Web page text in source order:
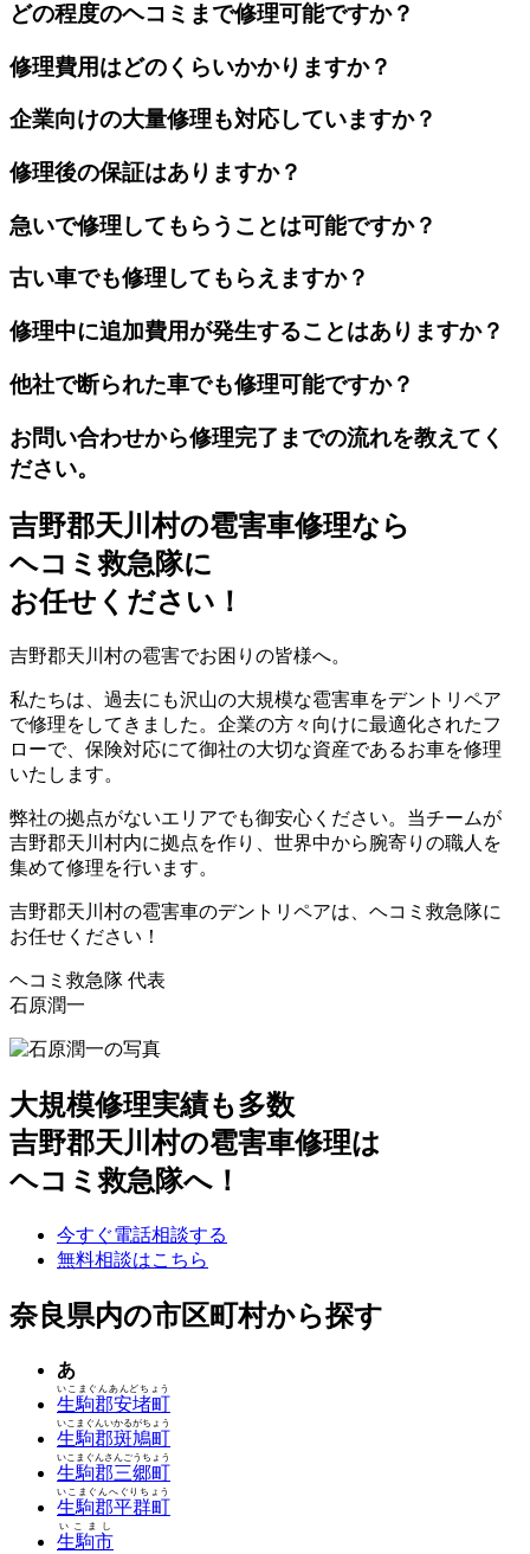
どの程度のヘコミまで修理可能ですか？
修理費用はどのくらいかかりますか？
企業向けの大量修理も対応していますか？
修理後の保証はありますか？
急いで修理してもらうことは可能ですか？
古い車でも修理してもらえますか？
修理中に追加費用が発生することはありますか？
他社で断られた車でも修理可能ですか？
お問い合わせから修理完了までの流れを教えてく
ださい。
吉野郡天川村の雹害車修理なら
ヘコミ救急隊に
お任せください！
吉野郡天川村の雹害でお困りの皆様へ。
私たちは、過去にも沢山の大規模な雹害車をデントリペア
で修理をしてきました。企業の方々向けに最適化されたフ
ローで、保険対応にて御社の大切な資産であるお車を修理
いたします。
弊社の拠点がないエリアでも御安心ください。当チームが
吉野郡天川村内に拠点を作り、世界中から腕寄りの職人を
集めて修理を行います。
吉野郡天川村の雹害車のデントリペアは、ヘコミ救急隊に
お任せください！
ヘコミ救急隊 代表
石原潤一
大規模修理実績も多数
吉野郡天川村の雹害車修理は
ヘコミ救急隊へ！
今すぐ電話相談する
無料相談はこちら
奈良県内の市区町村から探す
あ
生駒郡安堵町
いこまぐんあんどちょう
生駒郡斑鳩町
いこまぐんいかるがちょう
生駒郡三郷町
いこまぐんさんごうちょう
生駒郡平群町
いこまぐんへぐりちょう
生駒市
いこまし